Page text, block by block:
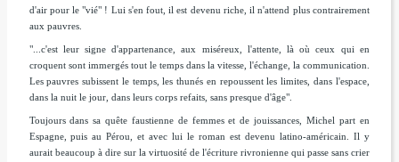
d'air pour le "vié" ! Lui s'en fout, il est devenu riche, il n'attend plus contrairement
aux pauvres.
"...c'est leur signe d'appartenance, aux miséreux, l'attente, là où ceux qui en
croquent sont immergés tout le temps dans la vitesse, l'échange, la communication.
Les pauvres subissent le temps, les thunés en repoussent les limites, dans l'espace,
dans la nuit le jour, dans leurs corps refaits, sans presque d'âge".
Toujours dans sa quête faustienne de femmes et de jouissances, Michel part en
Espagne, puis au Pérou, et avec lui le roman est devenu latino-américain. Il y
aurait beaucoup à dire sur la virtuosité de l'écriture rivronienne qui passe sans crier